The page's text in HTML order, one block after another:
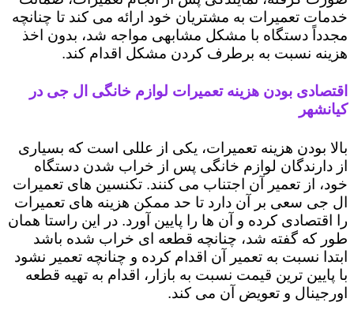
خدمات تعمیرات به مشتریان خود ارائه می کند تا چنانچه
مجدداً دستگاه با مشکل مشابهی مواجه شد، بدون اخذ
هزینه نسبت به برطرف کردن مشکل اقدام کند.
اقتصادی بودن هزینه تعمیرات لوازم خانگی ال جی در
کیانشهر
بالا بودن هزینه تعمیرات، یکی از عللی است که بسیاری
از دارندگان لوازم خانگی پس از خراب شدن دستگاه
خود، از تعمیر آن اجتناب می کنند. تکنسین های تعمیرات
ال جی سعی بر آن دارد تا حد ممکن هزینه های تعمیرات
را اقتصادی کرده و آن ها را پایین آورد. در این راستا همان
طور که گفته شد، چنانچه قطعه ای خراب شده باشد
ابتدا نسبت به تعمیر آن اقدام کرده و چنانچه تعمیر نشود
با پایین ترین قیمت نسبت به بازار، اقدام به تهیه قطعه
اورجینال و تعویض آن می کند.